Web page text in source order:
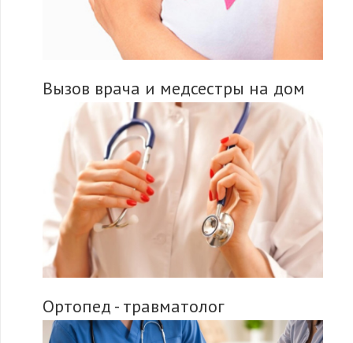
Вызов врача и медсестры на дом
Ортопед - травматолог